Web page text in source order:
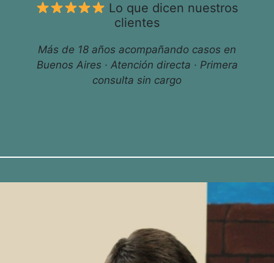
Lo que dicen nuestros
clientes
Más de 18 años acompañando casos en
Buenos Aires · Atención directa · Primera
consulta sin cargo